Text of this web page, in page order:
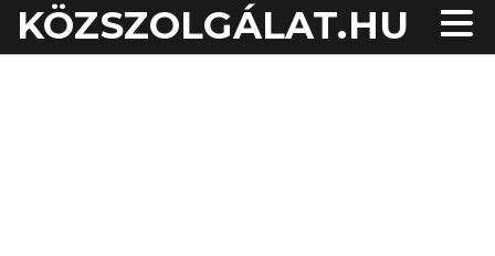
KÖZSZOLGÁLAT.HU